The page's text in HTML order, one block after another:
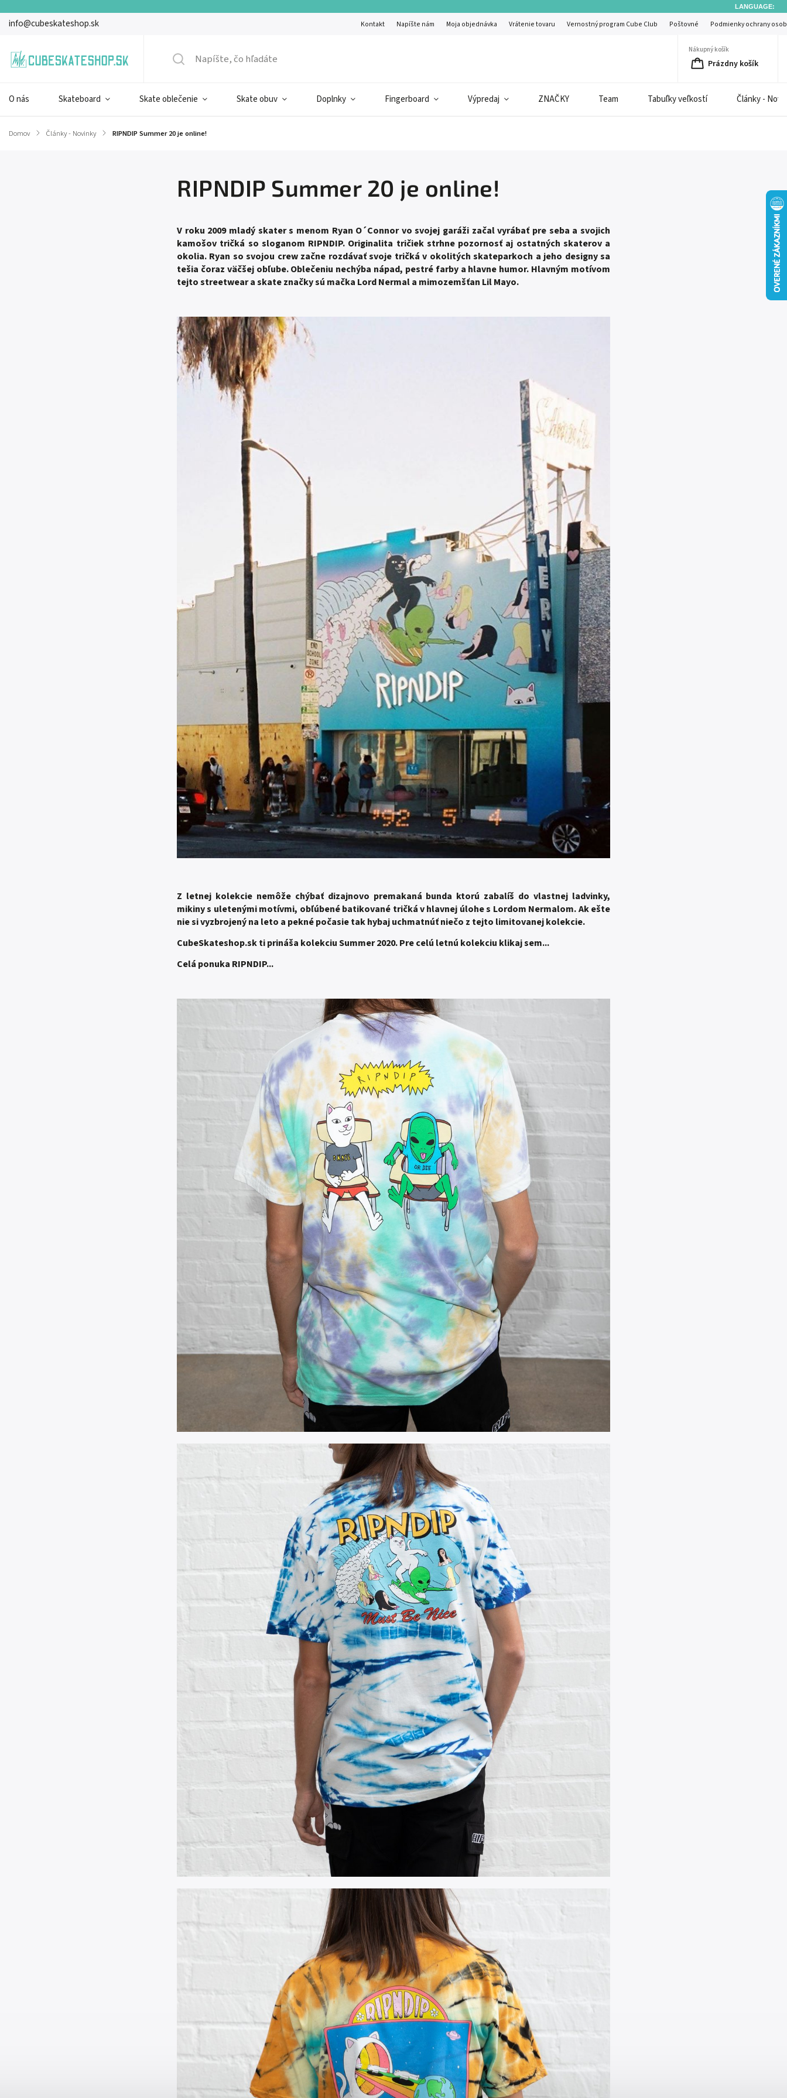
LANGUAGE:
info@cubeskateshop.sk Kontakt Napíšte nám Moja objednávka Vrátenie tovaru Vernostný program Cube Club Poštovné Podmienky ochrany
Nákupný košík
Prázdny košík
O nás Skateboard Skate oblečenie Skate obuv Doplnky Fingerboard Výpredaj ZNAČKY Team Tabuľky veľkostí Články -
Domov / Články - Novinky / RIPNDIP Summer 20 je online!
RIPNDIP Summer 20 je online!
V roku 2009 mladý skater s menom Ryan O´Connor vo svojej garáži začal vyrábať pre seba a svojich
kamošov tričká so sloganom RIPNDIP. Originalita tričiek strhne pozornosť aj ostatných skaterov a
okolia. Ryan so svojou crew začne rozdávať svoje tričká v okolitých skateparkoch a jeho designy sa
tešia čoraz väčšej obľube. Oblečeniu nechýba nápad, pestré farby a hlavne humor. Hlavným motívom
tejto streetwear a skate značky sú mačka Lord Nermal a mimozemšťan Lil Mayo.
Z letnej kolekcie nemôže chýbať dizajnovo premakaná bunda ktorú zabalíš do vlastnej ladvinky,
mikiny s uletenými motívmi, obľúbené batikované tričká v hlavnej úlohe s Lordom Nermalom. Ak ešte
nie si vyzbrojený na leto a pekné počasie tak hybaj uchmatnúť niečo z tejto limitovanej kolekcie.
CubeSkateshop.sk ti prináša kolekciu Summer 2020.Pre celú letnú kolekciu klikaj sem...
Celá ponuka RIPNDIP...